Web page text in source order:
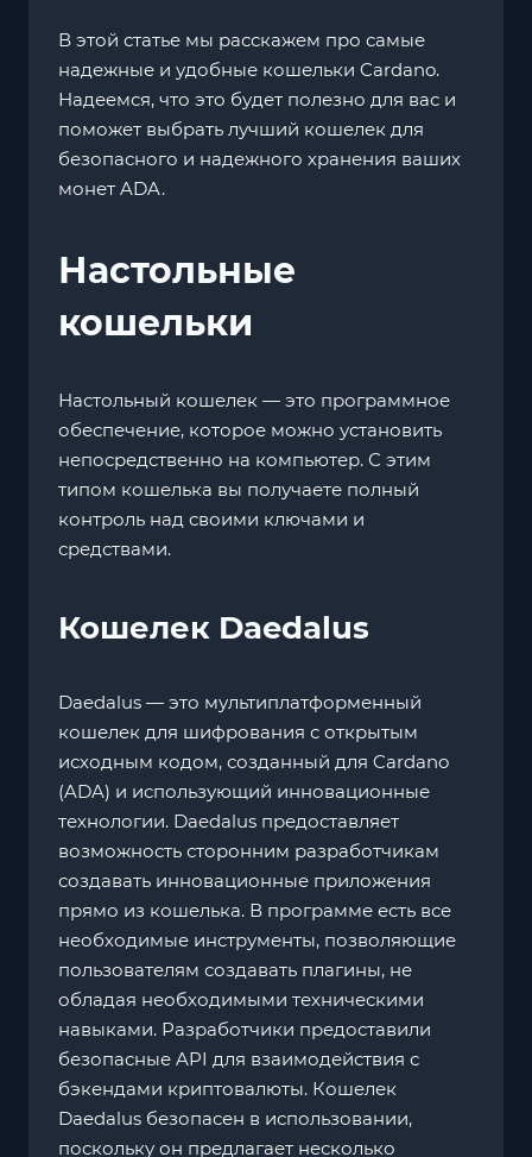
В этой статье мы расскажем про самые
надежные и удобные кошельки Cardano.
Надеемся, что это будет полезно для вас и
поможет выбрать лучший кошелек для
безопасного и надежного хранения ваших
монет ADA.
Настольные
кошельки
Настольный кошелек — это программное
обеспечение, которое можно установить
непосредственно на компьютер. С этим
типом кошелька вы получаете полный
контроль над своими ключами и
средствами.
Кошелек Daedalus
Daedalus — это мультиплатформенный
кошелек для шифрования с открытым
исходным кодом, созданный для Cardano
(ADA) и использующий инновационные
технологии. Daedalus предоставляет
возможность сторонним разработчикам
создавать инновационные приложения
прямо из кошелька. В программе есть все
необходимые инструменты, позволяющие
пользователям создавать плагины, не
обладая необходимыми техническими
навыками. Разработчики предоставили
безопасные API для взаимодействия с
бэкендами криптовалюты. Кошелек
Daedalus безопасен в использовании,
поскольку он предлагает несколько